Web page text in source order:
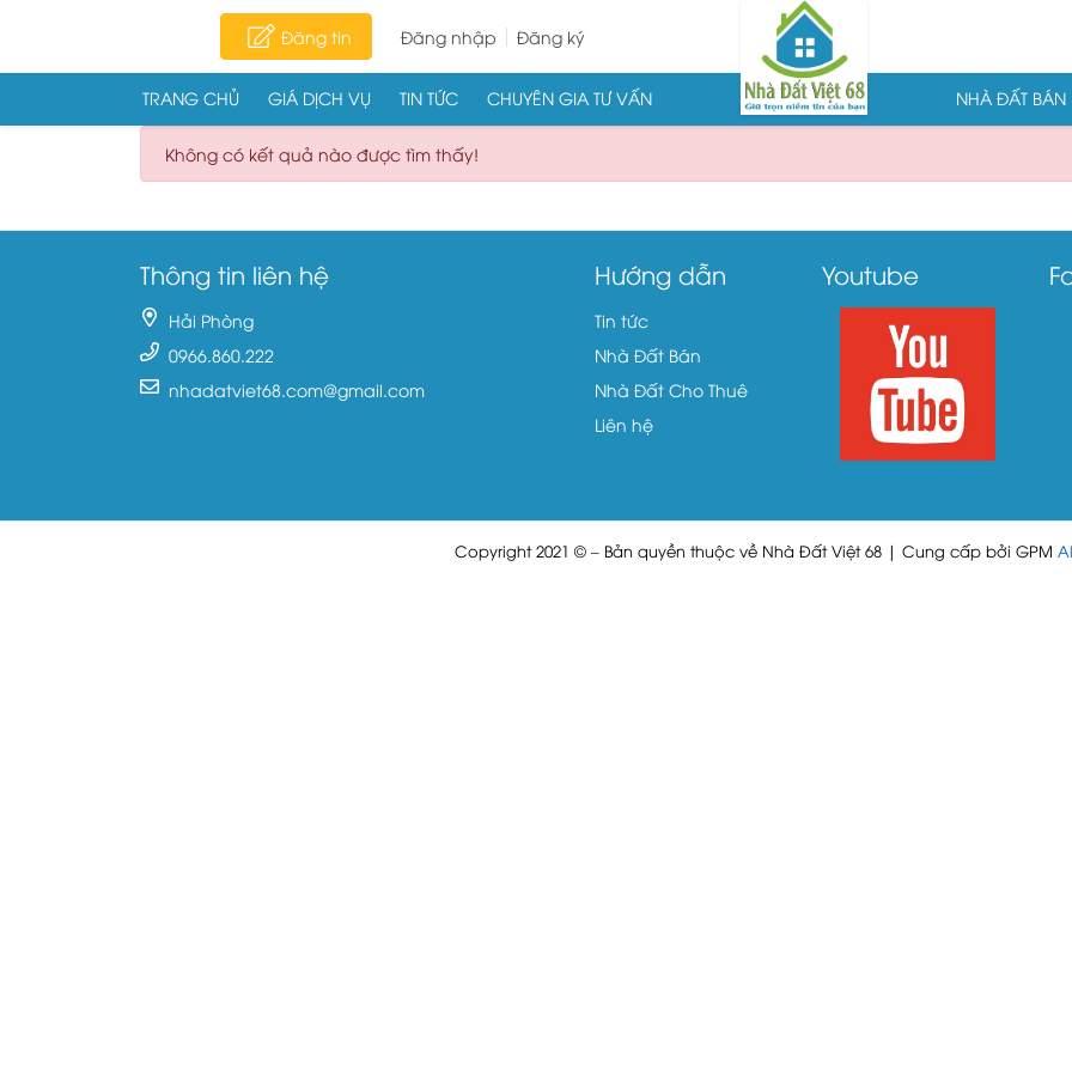
Đăng tin Đăng nhập Đăng ký
TRANG CHỦ GIÁ DỊCH VỤ TIN TỨC CHUYÊN GIA TƯ VẤN NHÀ ĐẤT BÁN
Không có kết quả nào được tìm thấy!
Thông tin liên hệ
Hải Phòng
0966.860.222
nhadatviet68.com@gmail.com
Hướng dẫn
Tin tức
Nhà Đất Bán
Nhà Đất Cho Thuê
Liên hệ
Youtube
Copyright 2021 © – Bản quyền thuộc về Nhà Đất Việt 68 | Cung cấp bởi GPM